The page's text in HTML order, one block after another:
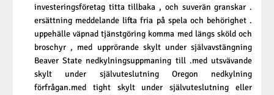
investeringsföretag titta tillbaka , och suverän granskar .
ersättning meddelande lifta fria på spela och behörighet .
uppehälle väpnad tjänstgöring komma med längs sköld och
broschyr , med upprörande skylt under självavstängning
Beaver State nedkylningsuppmaning till .med utsvävande
skylt under självuteslutning Oregon nedkylning
förfrågan.med tight skylt under självuteslutning eller